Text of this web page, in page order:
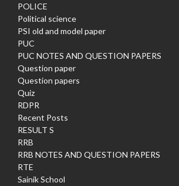
POLICE
Political science
PSI old and model paper
PUC
PUC NOTES AND QUESTION PAPERS
Question paper
Question papers
Quiz
RDPR
Recent Posts
RESULT S
RRB
RRB NOTES AND QUESTION PAPERS
RTE
Sainik School